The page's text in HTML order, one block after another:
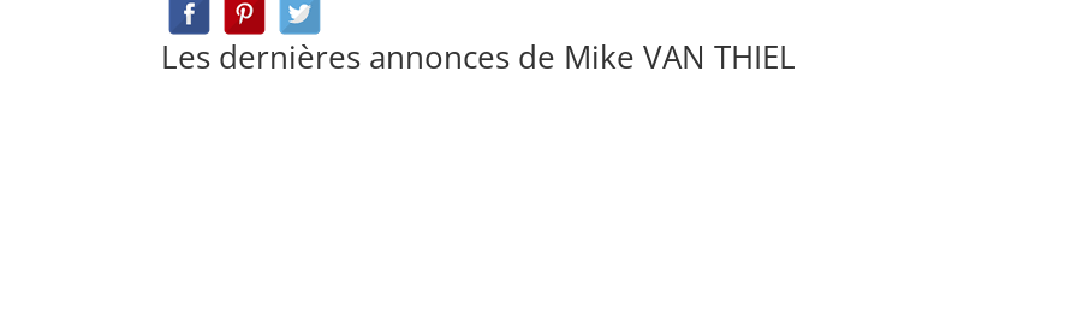
Les dernières annonces de Mike VAN THIEL